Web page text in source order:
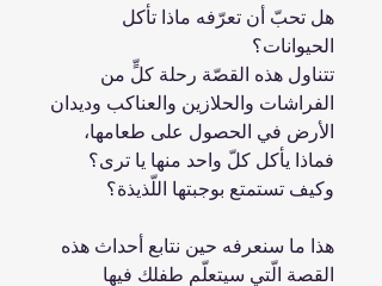
هل تحبّ أن تعرّفه ماذا تأكل
الحيوانات؟
تتناول هذه القصّة رحلة كلٍّ من
الفراشات والحلازين والعناكب وديدان
الأرض في الحصول على طعامها،
فماذا يأكل كلّ واحد منها يا ترى؟
وكيف تستمتع بوجبتها اللّذيذة؟
هذا ما سنعرفه حين نتابع أحداث هذه
القصة الّتي سيتعلّم طفلك فيها